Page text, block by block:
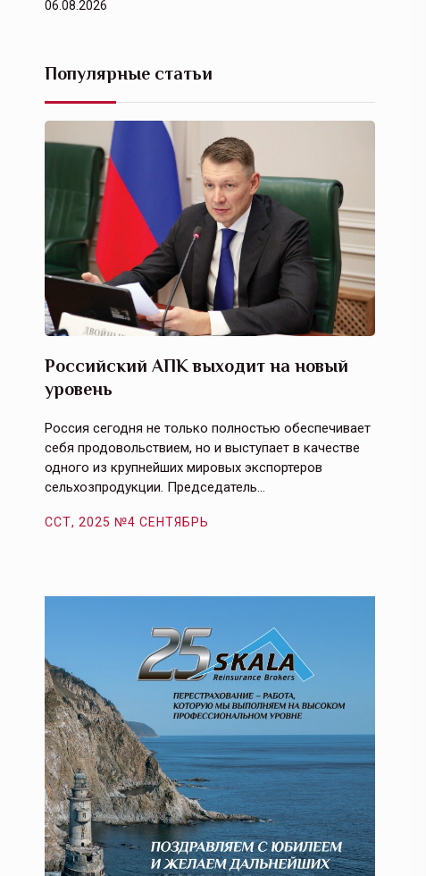
06.08.2026
Популярные статьи
Российский АПК выходит на новый
уровень
Россия сегодня не только полностью обеспечивает
себя продовольствием, но и выступает в качестве
одного из крупнейших мировых экспортеров
сельхозпродукции. Председатель…
ССТ, 2025 №4 СЕНТЯБРЬ